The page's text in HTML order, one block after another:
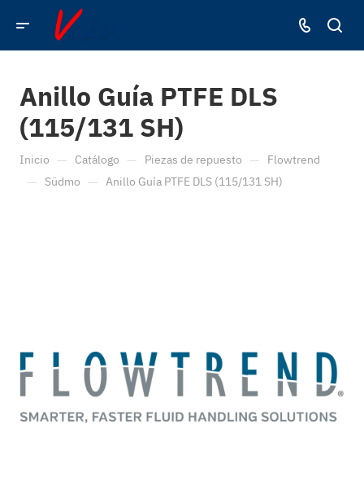
Anillo Guía PTFE DLS
(115/131 SH)
Inicio — Catálogo — Piezas de repuesto — Flowtrend
— Südmo — Anillo Guía PTFE DLS (115/131 SH)